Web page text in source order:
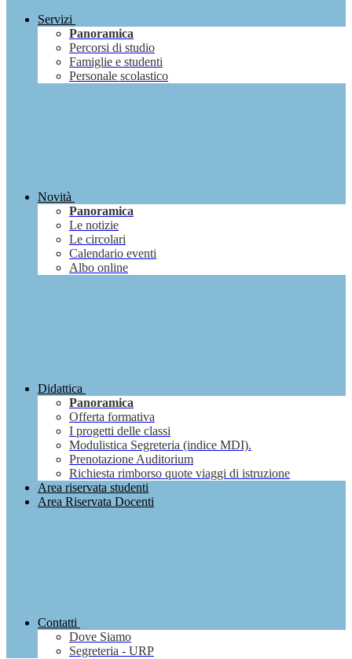
Servizi
Panoramica
Percorsi di studio
Famiglie e studenti
Personale scolastico
Novità
Panoramica
Le notizie
Le circolari
Calendario eventi
Albo online
Didattica
Panoramica
Offerta formativa
I progetti delle classi
Modulistica Segreteria (indice MDI).
Prenotazione Auditorium
Richiesta rimborso quote viaggi di istruzione
Area riservata studenti
Area Riservata Docenti
Contatti
Dove Siamo
Segreteria - URP